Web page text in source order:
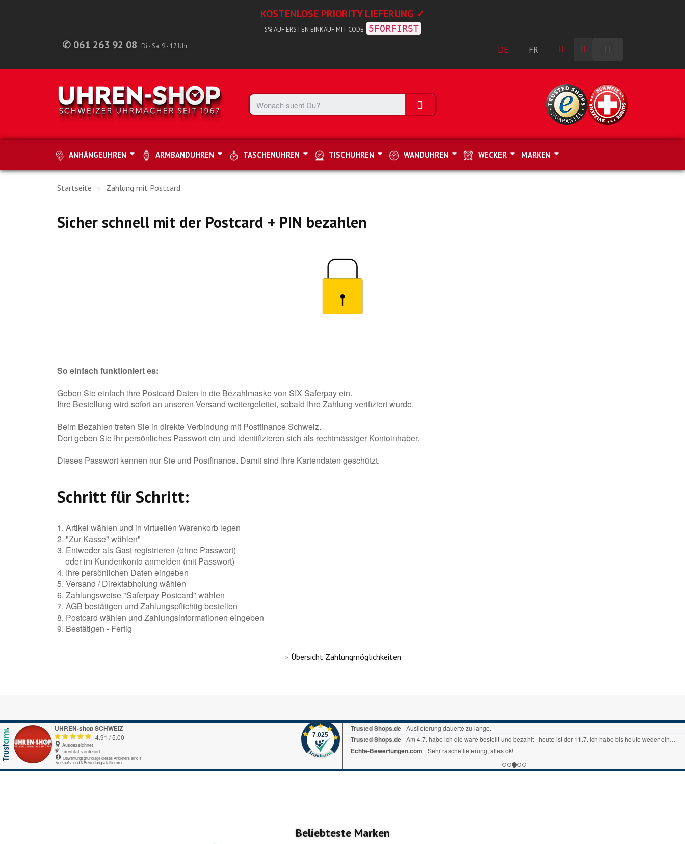
KOSTENLOSE PRIORITY LIEFERUNG ✓
5% AUF ERSTEN EINKAUF MIT CODE 5FORFIRST
✆ 061 263 92 08 Di - Sa: 9 - 17 Uhr DE FR
ANHÄNGEUHREN ARMBANDUHREN TASCHENUHREN TISCHUHREN WANDUHREN WECKER MARKEN
Startseite Zahlung mit Postcard
Sicher schnell mit der Postcard + PIN bezahlen
So einfach funktioniert es:
Geben Sie einfach ihre Postcard Daten in die Bezahlmaske von SIX Saferpay ein.
Ihre Bestellung wird sofort an unseren Versand weitergeleitet, sobald Ihre Zahlung verifiziert wurde.
Beim Bezahlen treten Sie in direkte Verbindung mit Postfinance Schweiz.
Dort geben Sie Ihr persönliches Passwort ein und identifizieren sich als rechtmässiger Kontoinhaber.
Dieses Passwort kennen nur Sie und Postfinance. Damit sind Ihre Kartendaten geschützt.
Schritt für Schritt:
1. Artikel wählen und in virtuellen Warenkorb legen
2. "Zur Kasse" wählen"
3. Entweder als Gast registrieren (ohne Passwort)
oder im Kundenkonto anmelden (mit Passwort)
4. Ihre persönlichen Daten eingeben
5. Versand / Direktabholung wählen
6. Zahlungsweise "Saferpay Postcard" wählen
7. AGB bestätigen und Zahlungspflichtig bestellen
8. Postcard wählen und Zahlungsinformationen eingeben
9. Bestätigen - Fertig
» Übersicht Zahlungmöglichkeiten
UHREN-shop SCHWEIZ
4.91 /5.00
Ausgezeichnet
Identität verifiziert
Bewertungsgrundlage dieses Anbieters sind 1
Verkaufs- und 6 Bewertungsplattformen
7.025
Echte-Bewertungen.com Alles okay.
Google My Business nice
Trustedshops.ch Perfekter Bestellungsprozess, pünktliche Lieferung!
Beliebteste Marken